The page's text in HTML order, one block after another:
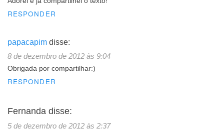
RESPONDER
papacapim disse:
8 de dezembro de 2012 às 9:04
Obrigada por compartilhar:)
RESPONDER
Fernanda disse:
5 de dezembro de 2012 às 2:37